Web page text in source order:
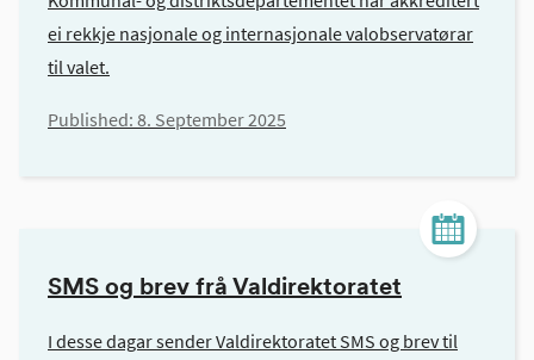
ei rekkje nasjonale og internasjonale valobservatørar
til valet.
Published: 8. September 2025
SMS og brev frå Valdirektoratet
I desse dagar sender Valdirektoratet SMS og brev til